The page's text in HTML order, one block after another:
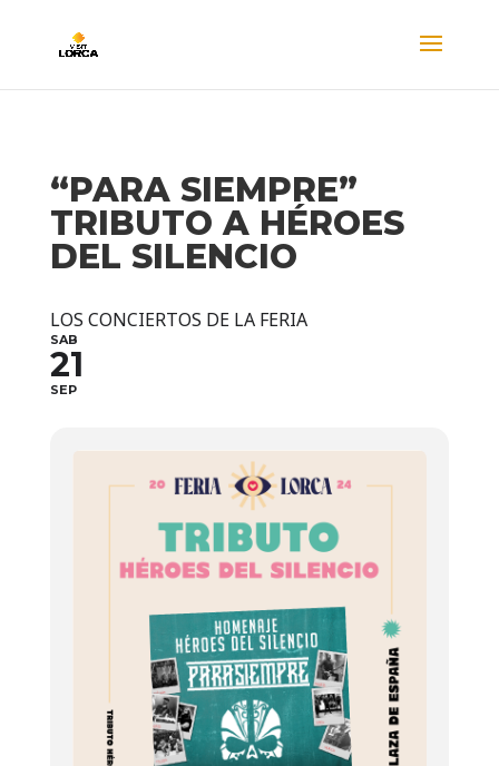
“PARA SIEMPRE”
TRIBUTO A HÉROES
DEL SILENCIO
LOS CONCIERTOS DE LA FERIA
SAB
21
SEP